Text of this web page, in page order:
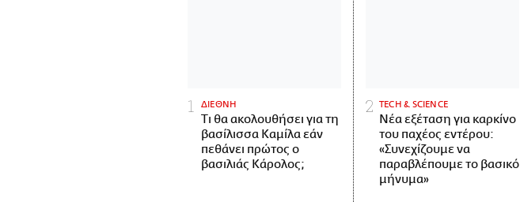
ΔΙΕΘΝΗ
Τι θα ακολουθήσει για τη
βασίλισσα Καμίλα εάν
πεθάνει πρώτος ο
βασιλιάς Κάρολος;
ΤECH & SCIENCE
Νέα εξέταση για καρκίνο
του παχέος εντέρου:
«Συνεχίζουμε να
παραβλέπουμε το βασικό
μήνυμα»